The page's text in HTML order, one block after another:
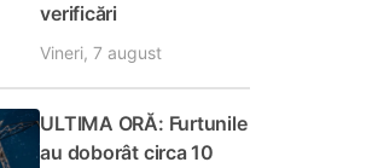
verificări
Vineri, 7 august
ULTIMA ORĂ: Furtunile
au doborât circa 10